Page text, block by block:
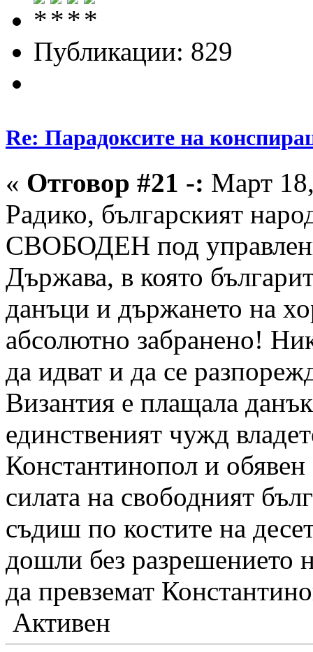
Публикации: 829
Re: Парадоксите на
« Отговор #21 -: Март
Радико, българският
СВОБОДЕН под
Държава, в която
данъци и държането на
абсолютно забранено!
да идват и да се
Византия е плащала
единственият чужд
Константинопол и
силата на свободният
съдиш по костите на
дошли без разрешението
да превземат
Активен